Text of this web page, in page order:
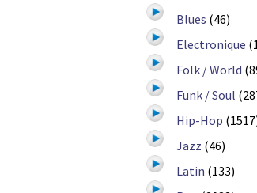
Blues (46)
Electronique
Folk / World
Funk / Soul
Hip-Hop
Jazz (46)
Latin (133)